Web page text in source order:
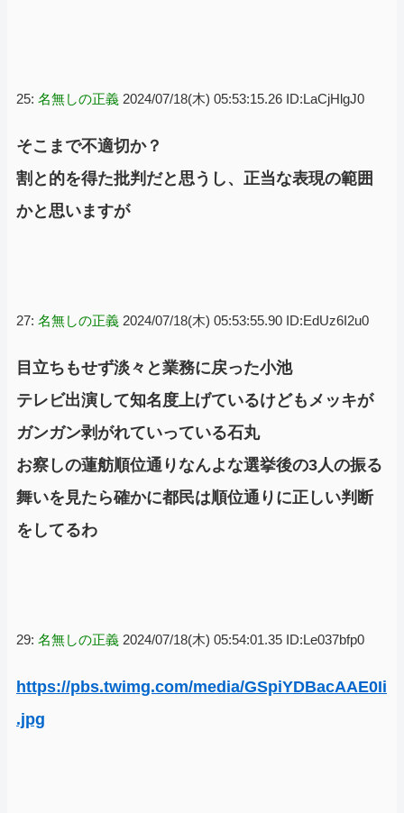
25: 名無しの正義 2024/07/18(木) 05:53:15.26 ID:LaCjHlgJ0
そこまで不適切か？
割と的を得た批判だと思うし、正当な表現の範囲
かと思いますが
27: 名無しの正義 2024/07/18(木) 05:53:55.90 ID:EdUz6I2u0
目立ちもせず淡々と業務に戻った小池
テレビ出演して知名度上げているけどもメッキが
ガンガン剥がれていっている石丸
お察しの蓮舫順位通りなんよな選挙後の3人の振る
舞いを見たら確かに都民は順位通りに正しい判断
をしてるわ
29: 名無しの正義 2024/07/18(木) 05:54:01.35 ID:Le037bfp0
https://pbs.twimg.com/media/GSpiYDBacAAE0Ii
.jpg